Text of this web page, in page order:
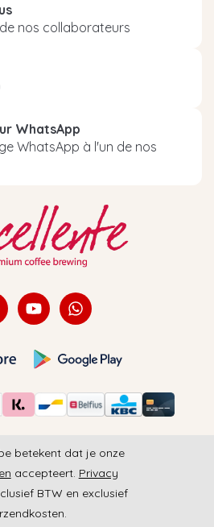
nos collaborateurs
WhatsApp
WhatsApp à l'un de nos
betekent dat je onze
accepteert. Privacy
BTW en exclusief